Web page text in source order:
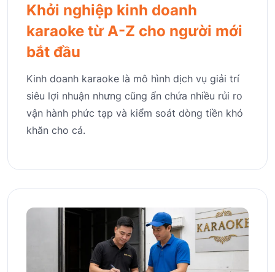
Khởi nghiệp kinh doanh
karaoke từ A-Z cho người mới
bắt đầu
Kinh doanh karaoke là mô hình dịch vụ giải trí
siêu lợi nhuận nhưng cũng ẩn chứa nhiều rủi ro
vận hành phức tạp và kiểm soát dòng tiền khó
khăn cho cá.